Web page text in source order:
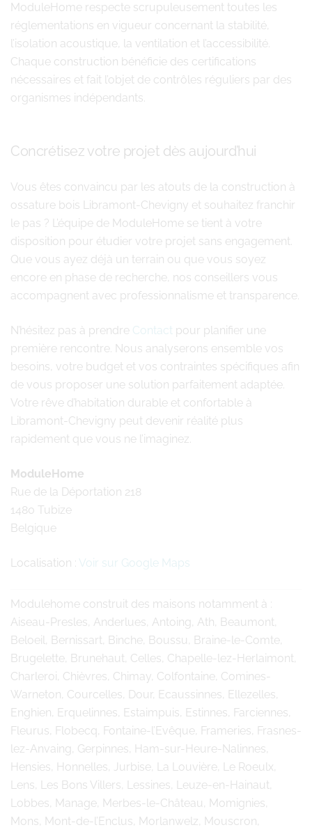
ModuleHome respecte scrupuleusement toutes les
réglementations en vigueur concernant la stabilité,
l’isolation acoustique, la ventilation et l’accessibilité.
Chaque construction bénéficie des certifications
nécessaires et fait l’objet de contrôles réguliers par des
organismes indépendants.
Concrétisez votre projet dès aujourd’hui
Vous êtes convaincu par les atouts de la construction à
ossature bois Libramont-Chevigny et souhaitez franchir
le pas ? L’équipe de ModuleHome se tient à votre
disposition pour étudier votre projet sans engagement.
Que vous ayez déjà un terrain ou que vous soyez
encore en phase de recherche, nos conseillers vous
accompagnent avec professionnalisme et transparence.
N’hésitez pas à prendre Contact pour planifier une
première rencontre. Nous analyserons ensemble vos
besoins, votre budget et vos contraintes spécifiques afin
de vous proposer une solution parfaitement adaptée.
Votre rêve d’habitation durable et confortable à
Libramont-Chevigny peut devenir réalité plus
rapidement que vous ne l’imaginez.
ModuleHome
Rue de la Déportation 218
1480 Tubize
Belgique
Localisation : Voir sur Google Maps
Modulehome construit des maisons notamment à :
Aiseau-Presles, Anderlues, Antoing, Ath, Beaumont,
Beloeil, Bernissart, Binche, Boussu, Braine-le-Comte,
Brugelette, Brunehaut, Celles, Chapelle-lez-Herlaimont,
Charleroi, Chièvres, Chimay, Colfontaine, Comines-
Warneton, Courcelles, Dour, Ecaussinnes, Ellezelles,
Enghien, Erquelinnes, Estaimpuis, Estinnes, Farciennes,
Fleurus, Flobecq, Fontaine-l’Evêque, Frameries, Frasnes-
lez-Anvaing, Gerpinnes, Ham-sur-Heure-Nalinnes,
Hensies, Honnelles, Jurbise, La Louvière, Le Roeulx,
Lens, Les Bons Villers, Lessines, Leuze-en-Hainaut,
Lobbes, Manage, Merbes-le-Château, Momignies,
Mons, Mont-de-l’Enclus, Morlanwelz, Mouscron,